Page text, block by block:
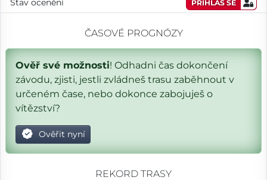
Stav ocenění PŘIHLAS SE
ČASOVÉ PROGNÓZY
Ověř své možnosti! Odhadni čas dokončení
závodu, zjisti, jestli zvládneš trasu zaběhnout v
určeném čase, nebo dokonce zabojuješ o
vítězství?
Ověřit nyní
REKORD TRASY